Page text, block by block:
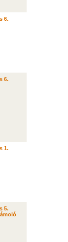
6.
6.
1.
5.